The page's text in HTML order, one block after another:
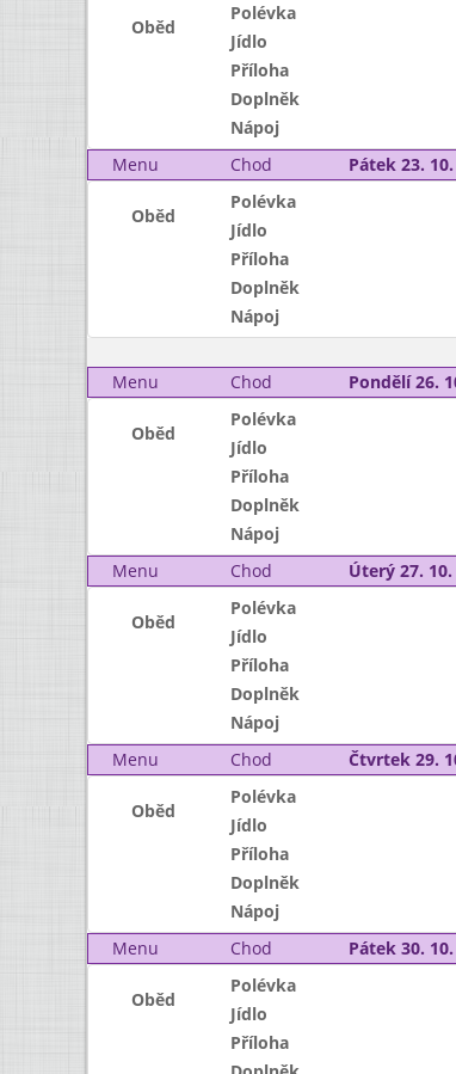
Oběd
Polévka
Jídlo
Příloha
Doplněk
Nápoj
Menu
Chod Pátek 23.
Oběd
Polévka
Jídlo
Příloha
Doplněk
Nápoj
Menu
Chod Pondělí 26.
Oběd
Polévka
Jídlo
Příloha
Doplněk
Nápoj
Menu
Chod Úterý 27. 10.
Oběd
Polévka
Jídlo
Příloha
Doplněk
Nápoj
Menu
Chod Čtvrtek 29.
Oběd
Polévka
Jídlo
Příloha
Doplněk
Nápoj
Menu
Chod Pátek 30.
Oběd
Polévka
Jídlo
Příloha